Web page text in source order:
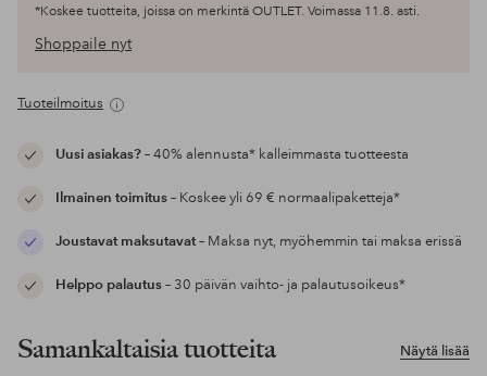
*Koskee tuotteita, joissa on merkintä OUTLET. Voimassa 11.8. asti.
Shoppaile nyt
Tuoteilmoitus
Uusi asiakas?– 40% alennusta* kalleimmasta tuotteesta
Ilmainen toimitus– Koskee yli 69 € normaalipaketteja*
Joustavat maksutavat– Maksa nyt, myöhemmin tai maksa erissä
Helppo palautus– 30 päivän vaihto- ja palautusoikeus*
Näytä lisää
Samankaltaisia tuotteita